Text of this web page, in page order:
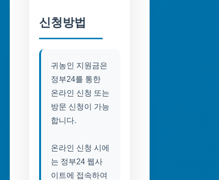
신청방법
귀농인 지원금은
정부24를 통한
온라인 신청 또는
방문 신청이 가능
합니다.
온라인 신청 시에
는 정부24 웹사
이트에 접속하여